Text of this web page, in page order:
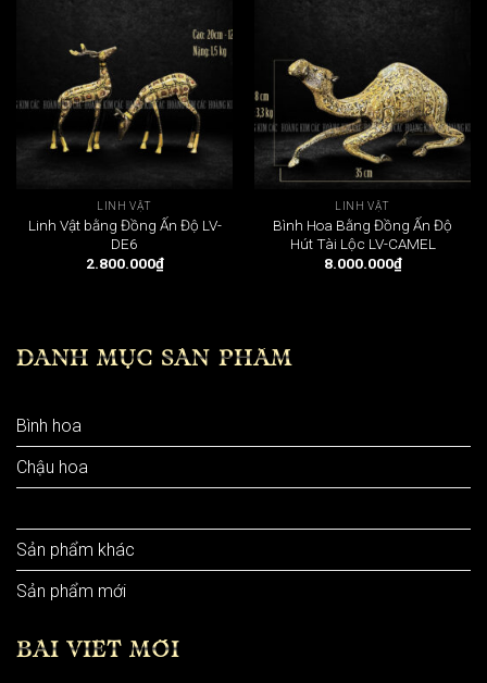
LINH VẬT
Linh Vật bằng Đồng Ấn Độ LV-
DE6
2.800.000₫
LINH VẬT
Bình Hoa Bằng Đồng Ấn Độ
Hút Tài Lộc LV-CAMEL
8.000.000₫
DANH MỤC SẢN PHẨM
Bình hoa
Chậu hoa
Sản phẩm khác
Sản phẩm mới
BÀI VIẾT MỚI